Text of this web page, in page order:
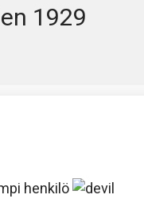
1929
henkilö